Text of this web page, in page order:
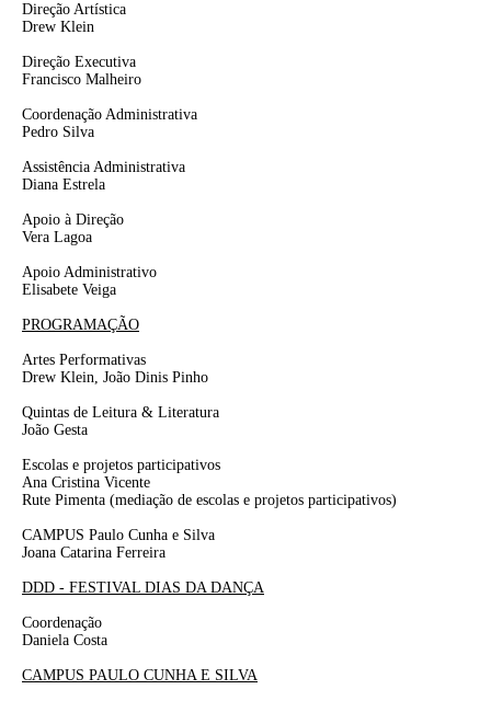
Direção Artística
Drew Klein
Direção Executiva
Francisco Malheiro
Coordenação Administrativa
Pedro Silva
Assistência Administrativa
Diana Estrela
Apoio à Direção
Vera Lagoa
Apoio Administrativo
Elisabete Veiga
PROGRAMAÇÃO
Artes Performativas
Drew Klein, João Dinis Pinho
Quintas de Leitura & Literatura
João Gesta
Escolas e projetos participativos
Ana Cristina Vicente
Rute Pimenta (mediação de escolas e projetos participativos)
CAMPUS Paulo Cunha e Silva
Joana Catarina Ferreira
DDD - FESTIVAL DIAS DA DANÇA
Coordenação
Daniela Costa
CAMPUS PAULO CUNHA E SILVA